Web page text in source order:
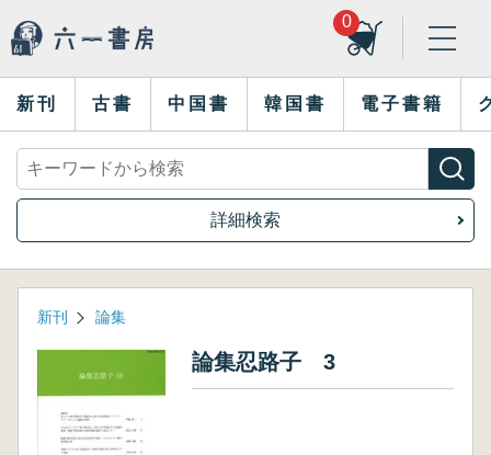
0
新刊 古書 中国書 韓国書 電子書籍
詳細検索
新刊 論集
論集忍路子 3